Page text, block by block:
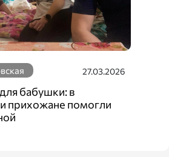
27.03.2026
бабушки: в
прихожане помогли